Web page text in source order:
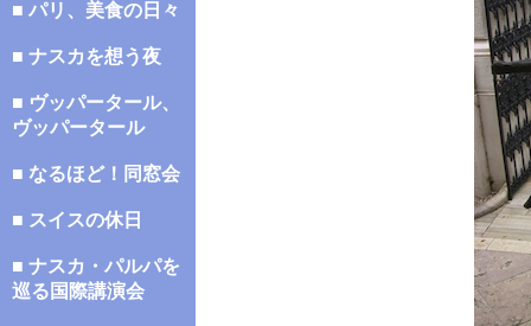
■ パリ、美食の日々
■ ナスカを想う夜
■ ヴッパータール、
ヴッパータール
■ なるほど！同窓会
■ スイスの休日
■ ナスカ・パルパを
巡る国際講演会